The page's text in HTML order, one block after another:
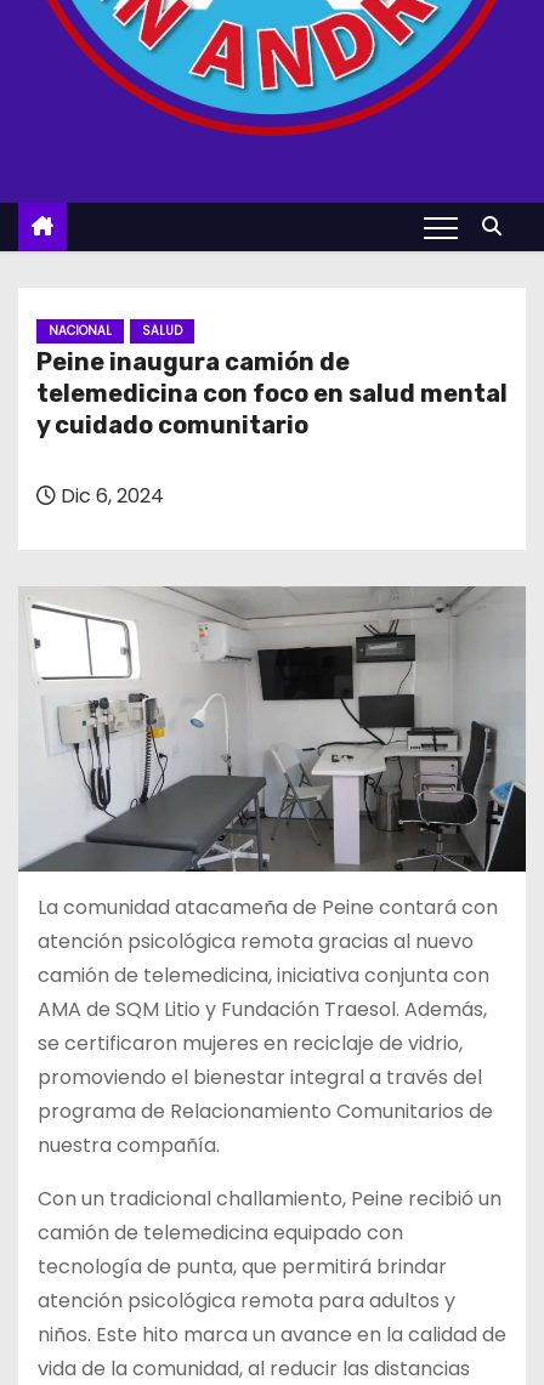
NACIONAL SALUD
Peine inaugura camión de
telemedicina con foco en salud mental
y cuidado comunitario
Dic 6, 2024
La comunidad atacameña de Peine contará con
atención psicológica remota gracias al nuevo
camión de telemedicina, iniciativa conjunta con
AMA de SQM Litio y Fundación Traesol. Además,
se certificaron mujeres en reciclaje de vidrio,
promoviendo el bienestar integral a través del
programa de Relacionamiento Comunitarios de
nuestra compañía.
Con un tradicional challamiento, Peine recibió un
camión de telemedicina equipado con
tecnología de punta, que permitirá brindar
atención psicológica remota para adultos y
niños. Este hito marca un avance en la calidad de
vida de la comunidad, al reducir las distancias